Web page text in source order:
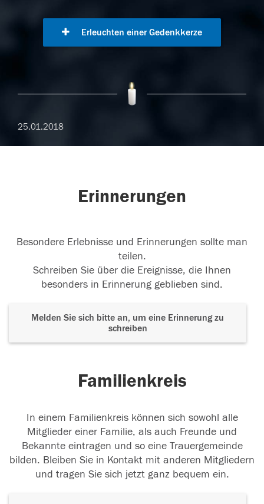
Erleuchten einer Gedenkkerze
25.01.2018
Erinnerungen
Besondere Erlebnisse und Erinnerungen sollte man
teilen.
Schreiben Sie über die Ereignisse, die Ihnen
besonders in Erinnerung geblieben sind.
Melden Sie sich bitte an, um eine Erinnerung zu
schreiben
Familienkreis
In einem Familienkreis können sich sowohl alle
Mitglieder einer Familie, als auch Freunde und
Bekannte eintragen und so eine Trauergemeinde
bilden. Bleiben Sie in Kontakt mit anderen Mitgliedern
und tragen Sie sich jetzt ganz bequem ein.